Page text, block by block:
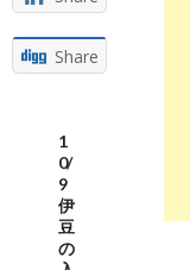
Share
1
0/
9
伊
豆
の